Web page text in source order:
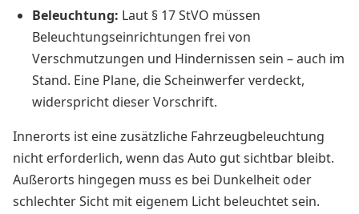
Beleuchtung: Laut § 17 StVO müssen
Beleuchtungseinrichtungen frei von
Verschmutzungen und Hindernissen sein – auch im
Stand. Eine Plane, die Scheinwerfer verdeckt,
widerspricht dieser Vorschrift.
Innerorts ist eine zusätzliche Fahrzeugbeleuchtung
nicht erforderlich, wenn das Auto gut sichtbar bleibt.
Außerorts hingegen muss es bei Dunkelheit oder
schlechter Sicht mit eigenem Licht beleuchtet sein.